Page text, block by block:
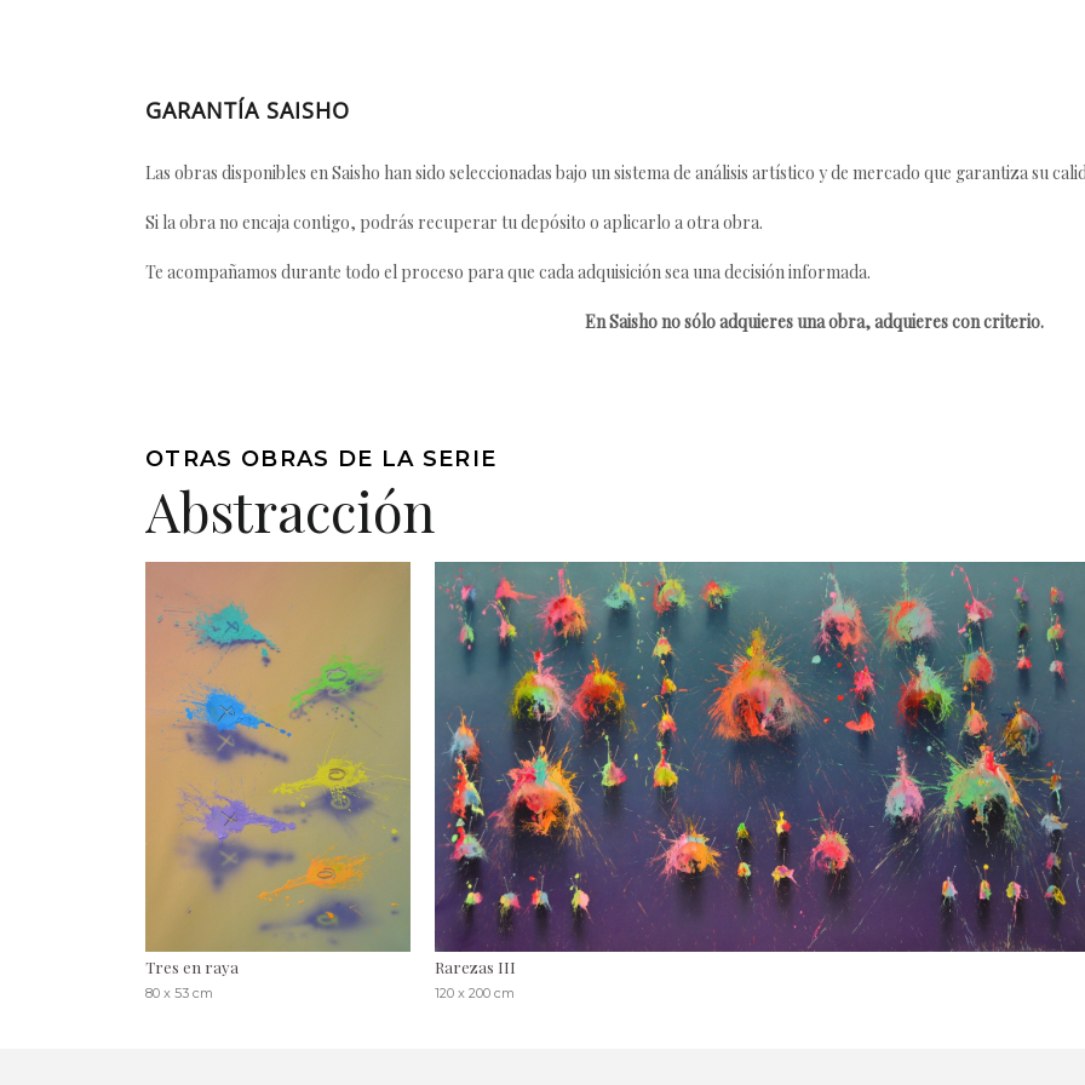
GARANTÍA SAISHO
Las obras disponibles en Saisho han sido seleccionadas bajo un sistema de análisis artístico y de mercado que garantiza su
Si la obra no encaja contigo, podrás recuperar tu depósito o aplicarlo a otra obra.
Te acompañamos durante todo el proceso para que cada adquisición sea una decisión informada.
En Saisho no sólo adquieres una obra, adquieres con criterio.
OTRAS OBRAS DE LA SERIE
Abstracción
Tres en raya
80 x 53 cm
Rarezas III
120 x 200 cm